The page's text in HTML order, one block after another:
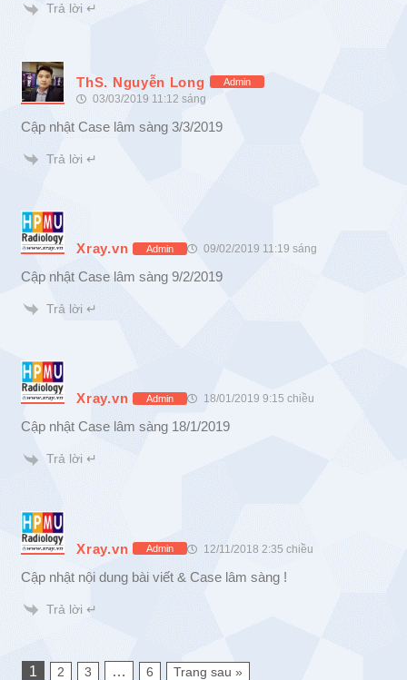
Trả lời ↵
ThS. Nguyễn Long Admin
03/03/2019 11:12 sáng
Cập nhật Case lâm sàng 3/3/2019
Trả lời ↵
Xray.vn Admin 09/02/2019 11:19 sáng
Cập nhật Case lâm sàng 9/2/2019
Trả lời ↵
Xray.vn Admin 18/01/2019 9:15 chiều
Cập nhật Case lâm sàng 18/1/2019
Trả lời ↵
Xray.vn Admin 12/11/2018 2:35 chiều
Cập nhật nội dung bài viết & Case lâm sàng !
Trả lời ↵
1 2 3 … 6 Trang sau »